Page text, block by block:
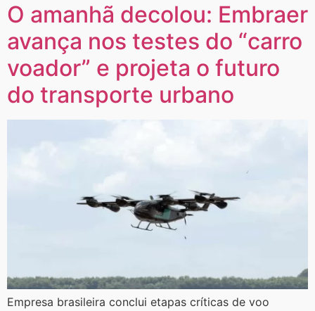
O amanhã decolou: Embraer
avança nos testes do “carro
voador” e projeta o futuro
do transporte urbano
​Empresa brasileira conclui etapas críticas de voo